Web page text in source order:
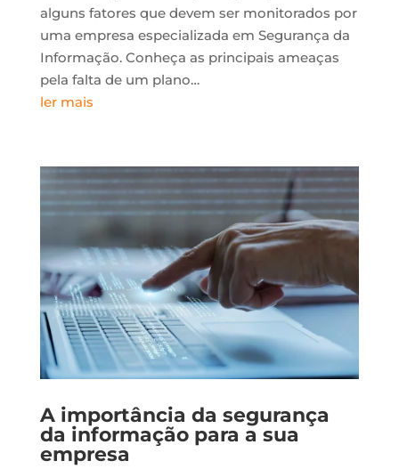
alguns fatores que devem ser monitorados por
uma empresa especializada em Segurança da
Informação. Conheça as principais ameaças
pela falta de um plano…
ler mais
A importância da segurança
da informação para a sua
empresa